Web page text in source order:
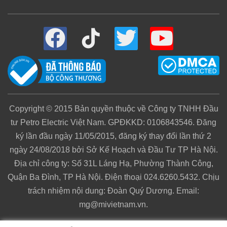
Copyright © 2015 Bản quyền thuộc về Công ty TNHH Đầu
tư Petro Electric Việt Nam. GPĐKKD: 0106843546. Đăng
ký lần đầu ngày 11/05/2015, đăng ký thay đổi lần thứ 2
ngày 24/08/2018 bởi Sở Kế Hoạch và Đầu Tư TP Hà Nội.
Địa chỉ công ty: Số 31L Láng Hạ, Phường Thành Công,
Quận Ba Đình, TP Hà Nội. Điện thoại 024.6260.5432. Chịu
trách nhiệm nội dung: Đoàn Quý Dương. Email:
mg@mivietnam.vn.